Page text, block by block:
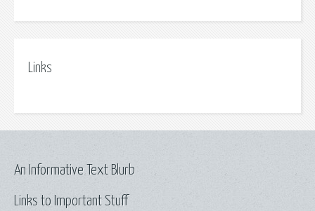
Links
Links to Important Stuff
An Informative Text Blurb